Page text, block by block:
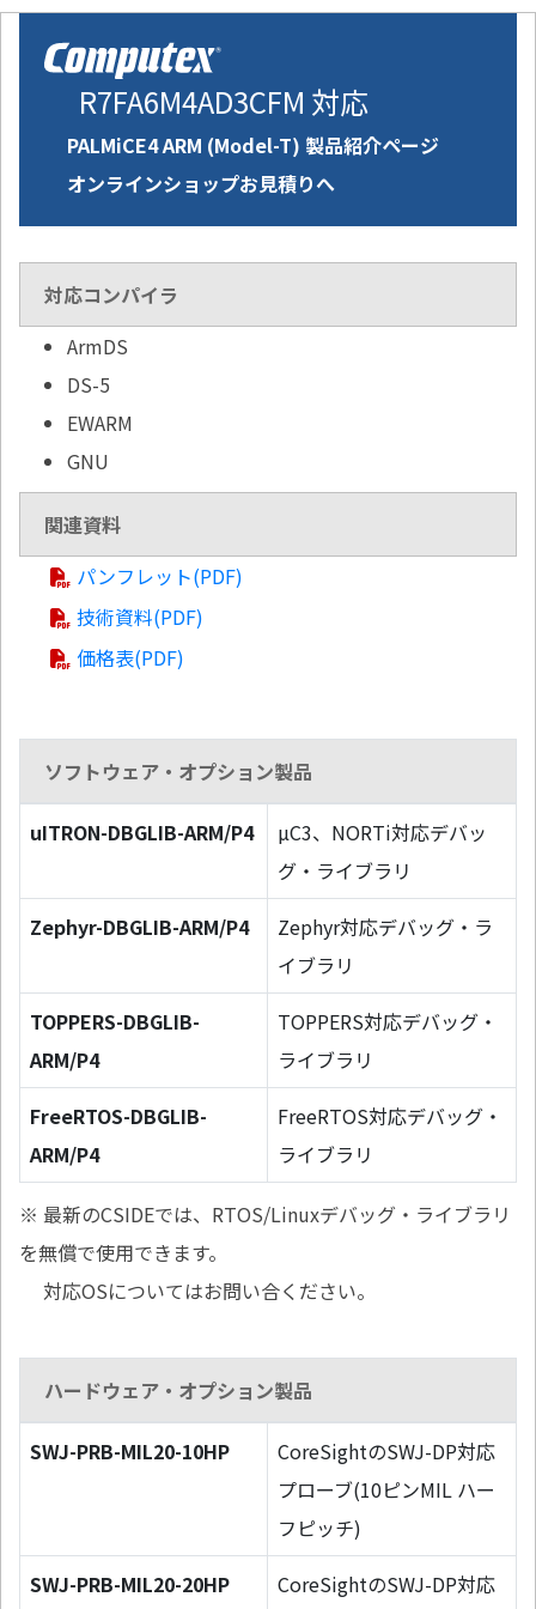
R7FA6M4AD3CFM 対応
PALMiCE4 ARM (Model-T) 製品紹介ページ
オンラインショップお見積りへ
対応コンパイラ
ArmDS
DS-5
EWARM
GNU
関連資料
パンフレット(PDF)
技術資料(PDF)
価格表(PDF)
ソフトウェア・オプション製品
uITRON-DBGLIB-ARM/P4
µC3、NORTi対応デバッ
グ・ライブラリ
Zephyr-DBGLIB-ARM/P4
Zephyr対応デバッグ・ラ
イブラリ
TOPPERS-DBGLIB-
ARM/P4
TOPPERS対応デバッグ・
ライブラリ
FreeRTOS-DBGLIB-
ARM/P4
FreeRTOS対応デバッグ・
ライブラリ
※ 最新のCSIDEでは、RTOS/Linuxデバッグ・ライブラリ
を無償で使用できます。
対応OSについてはお問い合ください。
ハードウェア・オプション製品
SWJ-PRB-MIL20-10HP
CoreSightのSWJ-DP対応
プローブ(10ピンMIL ハー
フピッチ)
SWJ-PRB-MIL20-20HP
CoreSightのSWJ-DP対応